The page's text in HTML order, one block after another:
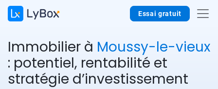
Essai gratuit
Immobilier à Moussy-le-vieux
: potentiel, rentabilité et
stratégie d’investissement